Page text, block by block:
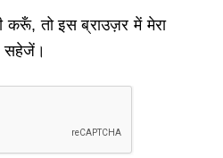
करूँ, तो इस ब्राउज़र में मेरा
सहेजें।